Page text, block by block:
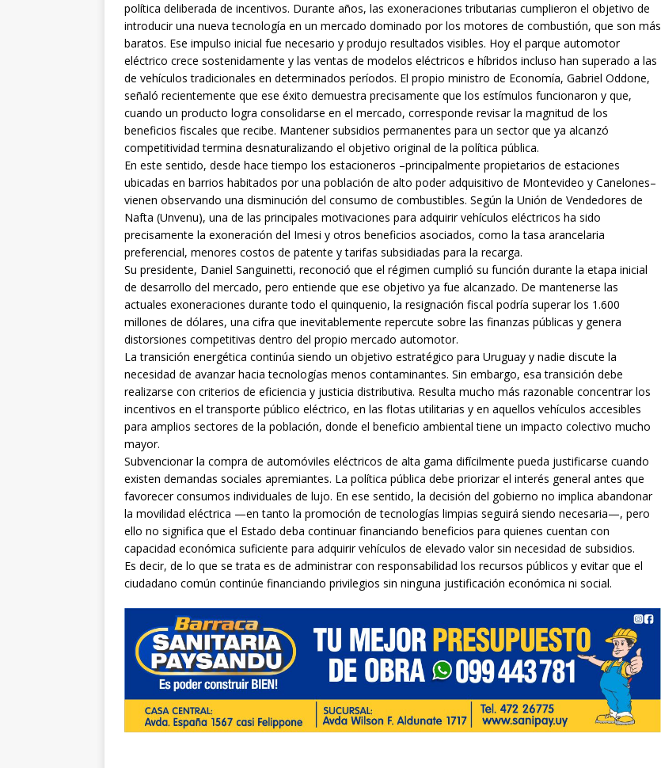
política deliberada de incentivos. Durante años, las exoneraciones tributarias cumplieron el objetivo de
introducir una nueva tecnología en un mercado dominado por los motores de combustión, que son más
baratos. Ese impulso inicial fue necesario y produjo resultados visibles. Hoy el parque automotor
eléctrico crece sostenidamente y las ventas de modelos eléctricos e híbridos incluso han superado a las
de vehículos tradicionales en determinados períodos. El propio ministro de Economía, Gabriel Oddone,
señaló recientemente que ese éxito demuestra precisamente que los estímulos funcionaron y que,
cuando un producto logra consolidarse en el mercado, corresponde revisar la magnitud de los
beneficios fiscales que recibe. Mantener subsidios permanentes para un sector que ya alcanzó
competitividad termina desnaturalizando el objetivo original de la política pública.
En este sentido, desde hace tiempo los estacioneros –principalmente propietarios de estaciones
ubicadas en barrios habitados por una población de alto poder adquisitivo de Montevideo y Canelones–
vienen observando una disminución del consumo de combustibles. Según la Unión de Vendedores de
Nafta (Unvenu), una de las principales motivaciones para adquirir vehículos eléctricos ha sido
precisamente la exoneración del Imesi y otros beneficios asociados, como la tasa arancelaria
preferencial, menores costos de patente y tarifas subsidiadas para la recarga.
Su presidente, Daniel Sanguinetti, reconoció que el régimen cumplió su función durante la etapa inicial
de desarrollo del mercado, pero entiende que ese objetivo ya fue alcanzado. De mantenerse las
actuales exoneraciones durante todo el quinquenio, la resignación fiscal podría superar los 1.600
millones de dólares, una cifra que inevitablemente repercute sobre las finanzas públicas y genera
distorsiones competitivas dentro del propio mercado automotor.
La transición energética continúa siendo un objetivo estratégico para Uruguay y nadie discute la
necesidad de avanzar hacia tecnologías menos contaminantes. Sin embargo, esa transición debe
realizarse con criterios de eficiencia y justicia distributiva. Resulta mucho más razonable concentrar los
incentivos en el transporte público eléctrico, en las flotas utilitarias y en aquellos vehículos accesibles
para amplios sectores de la población, donde el beneficio ambiental tiene un impacto colectivo mucho
mayor.
Subvencionar la compra de automóviles eléctricos de alta gama difícilmente pueda justificarse cuando
existen demandas sociales apremiantes. La política pública debe priorizar el interés general antes que
favorecer consumos individuales de lujo. En ese sentido, la decisión del gobierno no implica abandonar
la movilidad eléctrica —en tanto la promoción de tecnologías limpias seguirá siendo necesaria—, pero
ello no significa que el Estado deba continuar financiando beneficios para quienes cuentan con
capacidad económica suficiente para adquirir vehículos de elevado valor sin necesidad de subsidios.
Es decir, de lo que se trata es de administrar con responsabilidad los recursos públicos y evitar que el
ciudadano común continúe financiando privilegios sin ninguna justificación económica ni social.